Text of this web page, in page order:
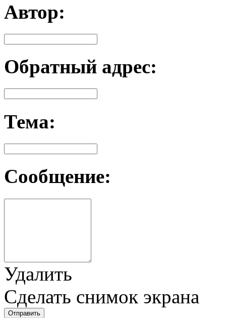
Автор:
Обратный адрес:
Тема:
Сообщение:
Удалить
Сделать снимок экрана
Отправить